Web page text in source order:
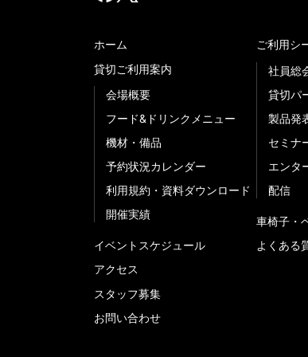
ホーム
貸切ご利用案内
会場概要
フード&ドリンクメニュー
機材・備品
予約状況カレンダー
利用規約・資料ダウンロード
開催実績
イベントスケジュール
アクセス
スタッフ募集
お問い合わせ
ご利用シ
社員総
貸切パ
製品発
セミナ
エンタ
配信
車椅子・
よくある